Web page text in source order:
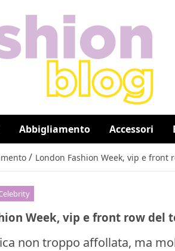
Abbigliamento Accessori
/ London Fashion Week, vip e
Week, vip e front row del
non troppo affollata, ma